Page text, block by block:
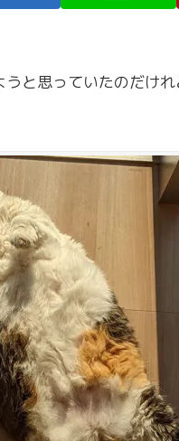
と思っていたのだけれ